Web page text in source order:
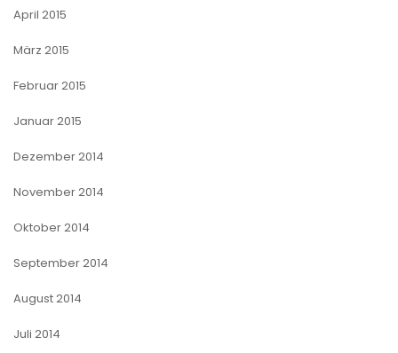
April 2015
März 2015
Februar 2015
Januar 2015
Dezember 2014
November 2014
Oktober 2014
September 2014
August 2014
Juli 2014